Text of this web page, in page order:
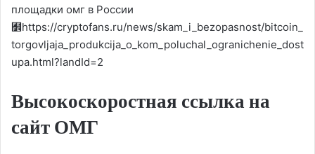
площадки омг в России
﻾https://cryptofans.ru/news/skam_i_bezopasnost/bitcoin_
torgovljaja_produkcija_o_kom_poluchal_ogranichenie_dost
upa.html?landId=2
Высокоскоростная ссылка на
сайт ОМГ